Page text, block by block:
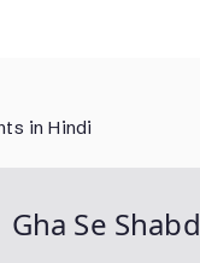
in Hindi
Gha Se